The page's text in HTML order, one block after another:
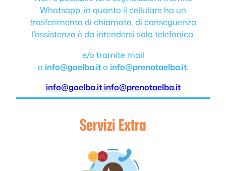
Whatsapp, in quanto il cellulare ha un
trasferimento di chiamata, di conseguenza
l’assistenza è da intendersi solo telefonica.
e/o tramite mail
a info@goelba.ito info@prenotaelba.it.
info@goelba.it info@prenotaelba.it
Servizi Extra